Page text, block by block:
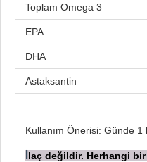
Toplam Omega 3
EPA
DHA
Astaksantin
Kullanım Önerisi: Günde
laç değildir. Herhangi bir